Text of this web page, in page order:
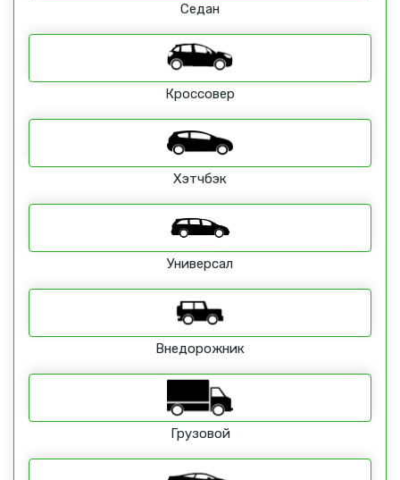
Седан
Кроссовер
Хэтчбэк
Универсал
Внедорожник
Грузовой